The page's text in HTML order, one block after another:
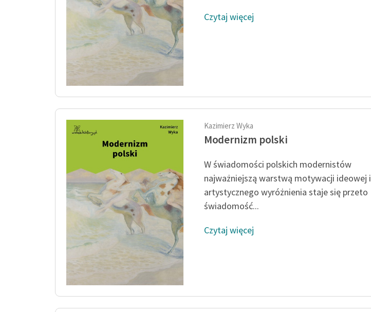
Czytaj więcej
Kazimierz Wyka
Modernizm polski
W świadomości polskich modernistów
najważniejszą warstwą motywacji ideowej i
artystycznego wyróżnienia staje się przeto
świadomość...
Czytaj więcej